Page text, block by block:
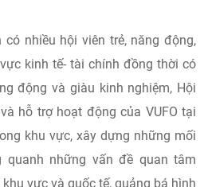
nhiều hội viên trẻ, năng động,
kinh tế- tài chính đồng thời có
động và giàu kinh nghiệm, Hội
hỗ trợ hoạt động của VUFO tại
khu vực, xây dựng những mối
quanh những vấn đề quan tâm
vực và quốc tế, quảng bá hình